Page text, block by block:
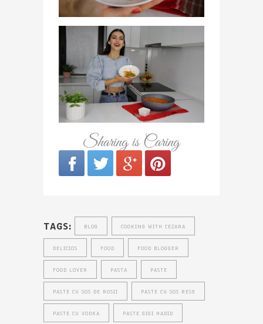
Sharing is Caring
TAGS: BLOG COOKING WITH CEZARA
DELICIOS FOOD FOOD BLOGGER
FOOD LOVER PASTA PASTE
PASTE CU SOS DE ROSII PASTE CU SOS RESE
PASTE CU VODKA PASTE GIGI HADID